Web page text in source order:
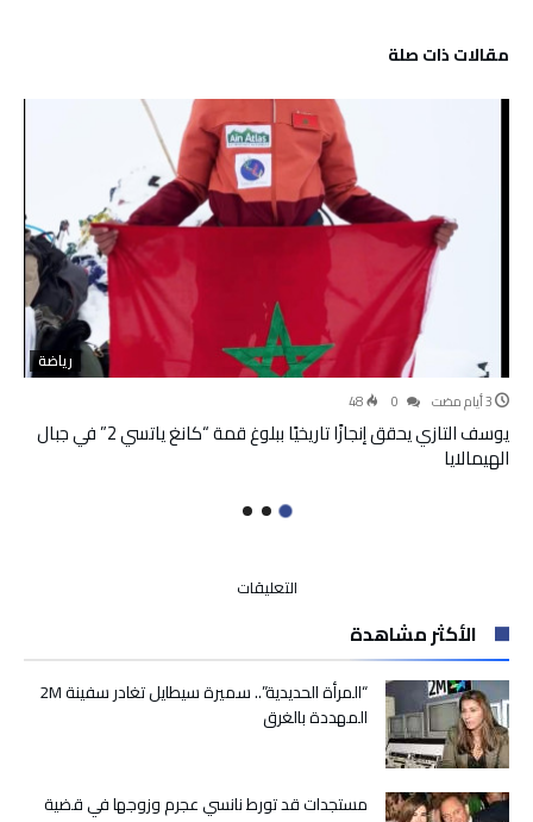
‫مقالات ذات صلة‬
رياضة
48
يوسف التازي يحقق إنجازًا تاريخيًا ببلوغ قمة “كانغ ياتسي 2” في جبال
الهيمالايا
التعليقات
التنظيمي
المتعلق
بمجلس
التعديلات
الأكثر مشاهدة
“المرأة الحديدية”.. سميرة سيطايل تغادر سفينة 2M
المهددة بالغرق
مستجدات قد تورط نانسي عجرم وزوجها في قضية